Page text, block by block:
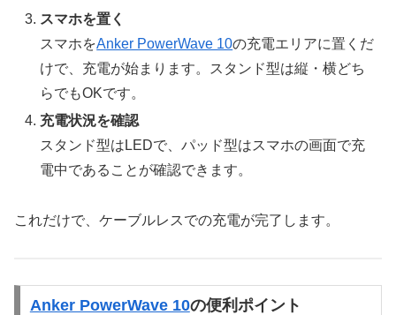
スマホを置く
スマホをAnker PowerWave 10の充電エリアに置くだ
けで、充電が始まります。スタンド型は縦・横どち
らでもOKです。
充電状況を確認
スタンド型はLEDで、パッド型はスマホの画面で充
電中であることが確認できます。
これだけで、ケーブルレスでの充電が完了します。
Anker PowerWave 10の便利ポイント